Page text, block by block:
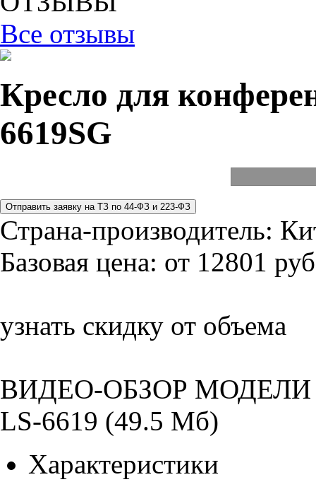
Все отзывы
Кресло для
6619SG
Страна-производитель:
Базовая цена: от 12801
узнать скидку от объема
ВИДЕО-ОБЗОР МОДЕЛИ
LS-6619 (49.5 Мб)
Характеристики